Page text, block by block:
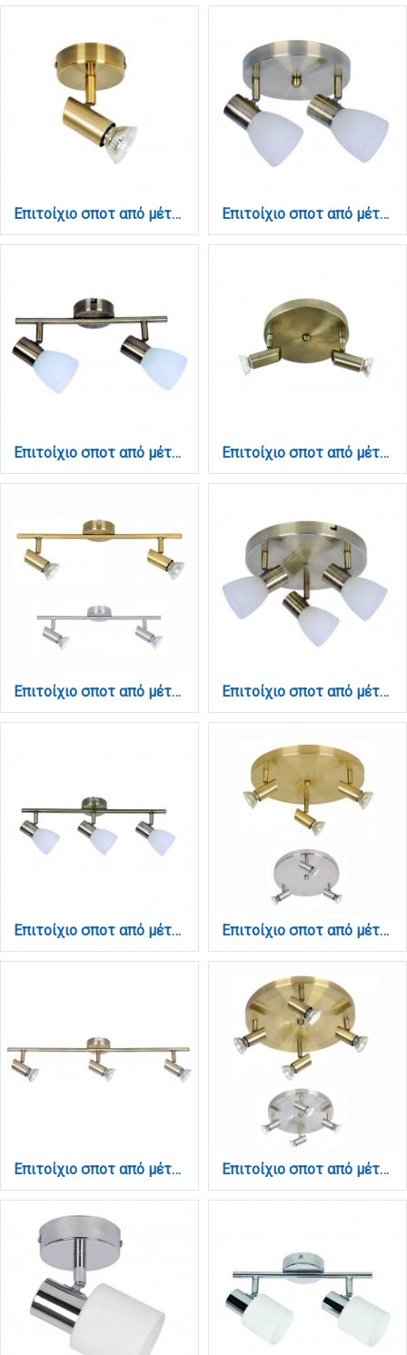
Επιτοίχιο σποτ από μέταλλο σε οξυντέ απόχρωση 1XGU10 D:8cm (9075-1Φ-Οξυντέ) Επιτοίχιο σποτ από μέταλλο σε οξυντέ απόχρωση 2XE14 D:20cm (9064-2Φ-Οξυντέ)
Επιτοίχιο σποτ από μέταλλο σε οξυντέ απόχρωση 2XE14 D:30cm (9065-2Φ-Οξυντέ) Επιτοίχιο σποτ από μέταλλο σε οξυντέ απόχρωση 2XGU10 D:17cm (9075-2Φ-Οξυντέ)
Επιτοίχιο σποτ από μέταλλο σε οξυντέ απόχρωση 2XGU10 D:40cm (9076-2Φ-Οξυντέ) Επιτοίχιο σποτ από μέταλλο σε οξυντέ απόχρωση 3XE14 D:25cm (9064-3Φ-Οξυντέ)
Επιτοίχιο σποτ από μέταλλο σε οξυντέ απόχρωση 3xE14 D:60cm (9065-3Φ-Οξυντέ) Επιτοίχιο σποτ από μέταλλο σε οξυντέ απόχρωση 3XGU10 D:25cm (9075-3Φ-Οξυντέ)
Επιτοίχιο σποτ από μέταλλο σε οξυντέ απόχρωση 3XGU10 D:60cm (9076-3Φ-Οξυντέ) Επιτοίχιο σποτ από μέταλλο σε οξυντέ απόχρωση 4XGU10 D:30cm (9075-4Φ-Οξυντέ)